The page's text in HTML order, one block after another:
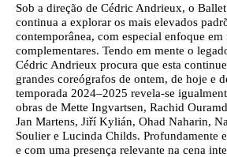
Texto biografia autores
Sob a direção de Cédric Andrieux, o
continua a explorar os mais elevados
contemporânea, com especial enfoque em
complementares. Tendo em mente o
Cédric Andrieux procura que esta
grandes coreógrafos de ontem, de hoje e
temporada 2024–2025 revela-se
obras de Mette Ingvartsen, Rachid
Jan Martens, Jiří Kylián, Ohad Naharin,
Soulier e Lucinda Childs. Profundamente
e com uma presença relevante na cena